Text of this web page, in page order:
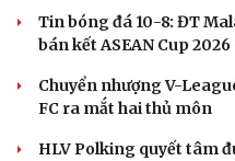
Tin bóng đá 10-8: ĐT
bán kết ASEAN Cup 2026
Chuyển nhượng V-
FC ra mắt hai thủ môn
HLV Polking quyết tâm